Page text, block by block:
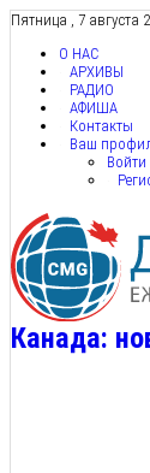
Пятница , 7 августа
О НАС
АРХИВЫ
РАДИО
АФИША
Контакты
Ваш
Войти
Канада: